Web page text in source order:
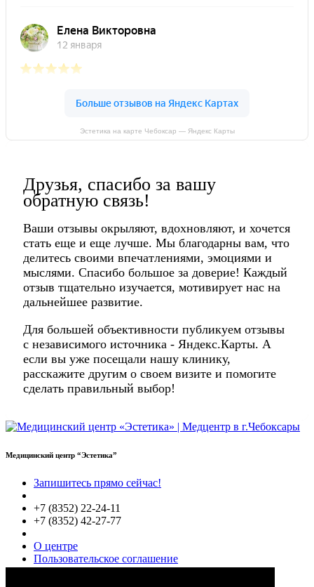
Эстетика на карте Чебоксар — Яндекс Карты
Друзья, спасибо за вашу
обратную связь!
Ваши отзывы окрыляют, вдохновляют, и хочется
стать еще и еще лучше. Мы благодарны вам, что
делитесь своими впечатлениями, эмоциями и
мыслями. Спасибо большое за доверие! Каждый
отзыв тщательно изучается, мотивирует нас на
дальнейшее развитие.
Для большей объективности публикуем отзывы
с независимого источника - Яндекс.Карты. А
если вы уже посещали нашу клинику,
расскажите другим о своем визите и помогите
сделать правильный выбор!
Медицинский центр “Эстетика”
Запишитесь прямо сейчас!
+7 (8352) 22-24-11
+7 (8352) 42-27-77
О центре
Пользовательское соглашение
Политики конфиденциальности